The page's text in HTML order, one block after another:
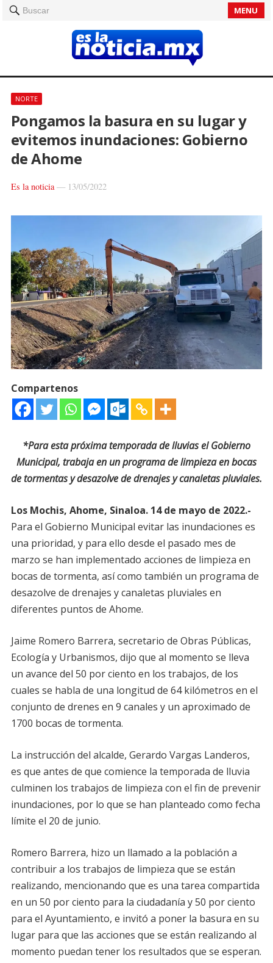
Buscar MENU
NORTE
Pongamos la basura en su lugar y
evitemos inundaciones: Gobierno
de Ahome
Es la noticia— 13/05/2022
Compartenos
*Para esta próxima temporada de lluvias el Gobierno
Municipal, trabaja en un programa de limpieza en bocas
de tormentas y desazolve de drenajes y canaletas pluviales.
Los Mochis, Ahome, Sinaloa. 14 de mayo de 2022.-
Para el Gobierno Municipal evitar las inundaciones es
una prioridad, y para ello desde el pasado mes de
marzo se han implementado acciones de limpieza en
bocas de tormenta, así como también un programa de
desazolve de drenajes y canaletas pluviales en
diferentes puntos de Ahome.
Jaime Romero Barrera, secretario de Obras Públicas,
Ecología y Urbanismos, dijo que al momento se lleva
un avance del 50 por ciento en los trabajos, de los
cuales se habla de una longitud de 64 kilómetros en el
conjunto de drenes en 9 canales y un aproximado de
1700 bocas de tormenta.
La instrucción del alcalde, Gerardo Vargas Landeros,
es que antes de que comience la temporada de lluvia
culminen los trabajos de limpieza con el fin de prevenir
inundaciones, por lo que se han planteado como fecha
límite el 20 de junio.
Romero Barrera, hizo un llamado a la población a
contribuir a los trabajos de limpieza que se están
realizando, mencionando que es una tarea compartida
en un 50 por ciento para la ciudadanía y 50 por ciento
para el Ayuntamiento, e invitó a poner la basura en su
lugar para que las acciones que se están realizando al
momento puedan tener los resultados que se esperan.